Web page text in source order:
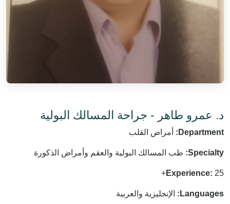
د. عمرو طاهر - جراحة المسالك البولية
Department: أمراض القلب
Specialty: طب المسالك البولية والعقم وأمراض الذكورة
Experience:25+
Languages: الإنجليزية والعربية